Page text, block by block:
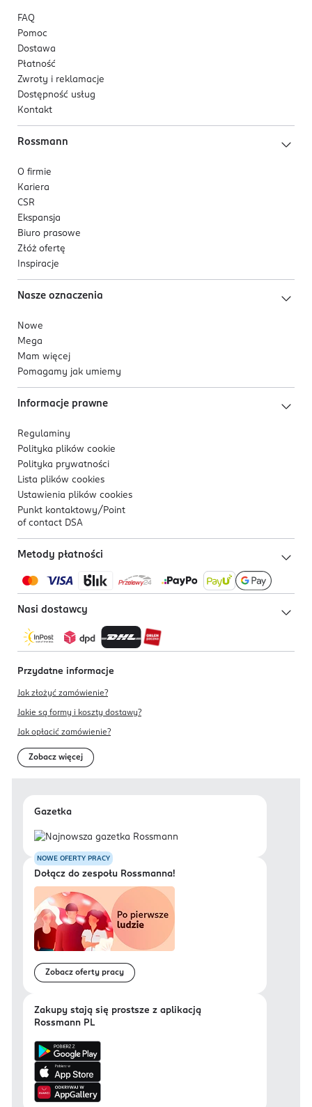
FAQ
Pomoc
Dostawa
Płatność
Zwroty i reklamacje
Dostępność usług
Kontakt
Rossmann
O firmie
Kariera
CSR
Ekspansja
Biuro prasowe
Złóż ofertę
Inspiracje
Nasze oznaczenia
Nowe
Mega
Mam więcej
Pomagamy jak umiemy
Informacje prawne
Regulaminy
Polityka plików cookie
Polityka prywatności
Lista plików cookies
Ustawienia plików cookies
Punkt kontaktowy/ Point
of contact DSA
Metody płatności
Nasi dostawcy
Przydatne informacje
Jak złożyć zamówienie?
Jakie są formy i koszty dostawy?
Jak opłacić zamówienie?
Zobacz więcej
Gazetka
NOWE OFERTY PRACY
Dołącz do zespołu Rossmanna!
Zobacz oferty pracy
Zakupy stają się prostsze z aplikacją
Rossmann PL